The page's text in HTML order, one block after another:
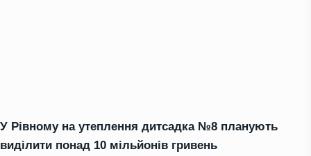
У Рівному на утеплення дитсадка №8 планують
виділити понад 10 мільйонів гривень